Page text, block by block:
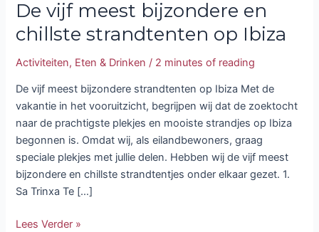
De vijf meest bijzondere en
chillste strandtenten op Ibiza
Activiteiten, Eten & Drinken / 2 minutes of reading
De vijf meest bijzondere strandtenten op Ibiza Met de
vakantie in het vooruitzicht, begrijpen wij dat de zoektocht
naar de prachtigste plekjes en mooiste strandjes op Ibiza
begonnen is. Omdat wij, als eilandbewoners, graag
speciale plekjes met jullie delen. Hebben wij de vijf meest
bijzondere en chillste strandtentjes onder elkaar gezet. 1.
Sa Trinxa Te […]
Lees Verder »